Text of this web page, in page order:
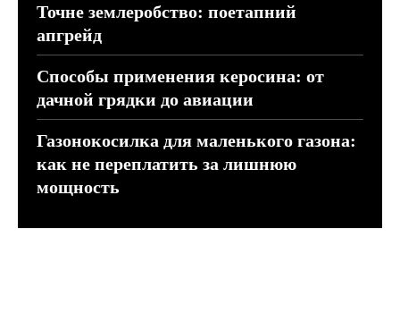
Точне землеробство: поетапний
апгрейд
Способы применения керосина: от
дачной грядки до авиации
Газонокосилка для маленького газона:
как не переплатить за лишнюю
мощность